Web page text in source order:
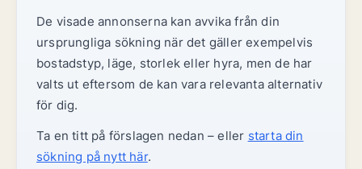
De visade annonserna kan avvika från din
ursprungliga sökning när det gäller exempelvis
bostadstyp, läge, storlek eller hyra, men de har
valts ut eftersom de kan vara relevanta alternativ
för dig.
Ta en titt på förslagen nedan – eller starta din
sökning på nytt här.